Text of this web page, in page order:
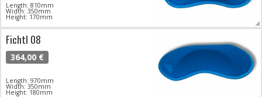
Length: 810mm
Width: 350mm
Height: 170mm
Fichtl 08
364,00 €
Length: 970mm
Width: 350mm
Height: 180mm